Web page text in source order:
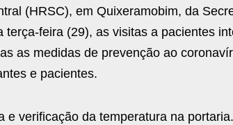
(HRSC), em Quixeramobim, da
terça-feira (29), as visitas a pacientes
as medidas de prevenção ao
e pacientes.
e verificação da temperatura na